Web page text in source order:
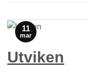
11
mar
Utviken